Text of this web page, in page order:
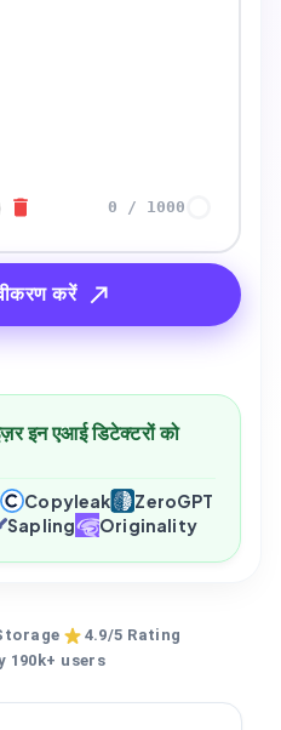
0 / 1000
करें
इन एआई डिटेक्टरों को
Copyleak
ZeroGPT
Sapling Originality
4.9/5 Rating
190k+ users